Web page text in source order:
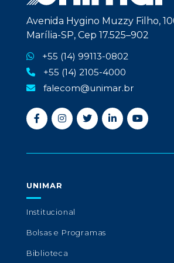
Avenida Hygino Muzzy Filho,
Marília-SP, Cep 17.525–902
+55 (14) 99113-0802
+55 (14) 2105-4000
falecom@unimar.br
UNIMAR
Institucional
Bolsas e Programas
Biblioteca